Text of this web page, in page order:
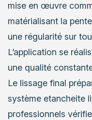
mise en œuvre
matérialisant la
une régularité sur
L’application se
une qualité
Le lissage final
système etancheite
professionnels